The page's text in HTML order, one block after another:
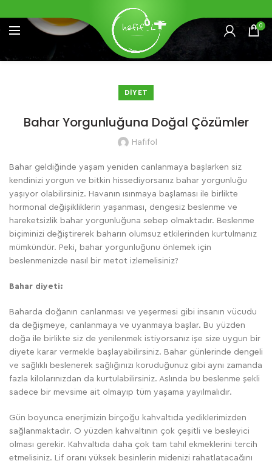
0
DIYET
Bahar Yorgunluğuna Doğal Çözümler
Hafifol
Bahar geldiğinde yaşam yeniden canlanmaya başlarken siz
kendinizi yorgun ve bitkin hissediyorsanız bahar yorgunluğu
yaşıyor olabilirsiniz. Havanın ısınmaya başlaması ile birlikte
hormonal değişikliklerin yaşanması, dengesiz beslenme ve
hareketsizlik bahar yorgunluğuna sebep olmaktadır. Beslenme
biçiminizi değiştirerek baharın olumsuz etkilerinden kurtulmanız
mümkündür. Peki, bahar yorgunluğunu önlemek için
beslenmenizde nasıl bir metot izlemelisiniz?
Bahar diyeti:
Baharda doğanın canlanması ve yeşermesi gibi insanın vücudu
da değişmeye, canlanmaya ve uyanmaya başlar. Bu yüzden
doğa ile birlikte siz de yenilenmek istiyorsanız işe size uygun bir
diyete karar vermekle başlayabilirsiniz. Bahar günlerinde dengeli
ve sağlıklı beslenerek sağlığınızı koruduğunuz gibi aynı zamanda
fazla kilolarınızdan da kurtulabilirsiniz. Aslında bu beslenme şekli
sadece bir mevsime ait olmayıp tüm yaşama yayılmalıdır.
Gün boyunca enerjimizin birçoğu kahvaltıda yediklerimizden
sağlanmaktadır. O yüzden kahvaltının çok çeşitli ve besleyici
olması gerekir. Kahvaltıda daha çok tam tahıl ekmeklerini tercih
etmelisiniz. Lif oranı yüksek besinlerin midenizi rahatlatacağını